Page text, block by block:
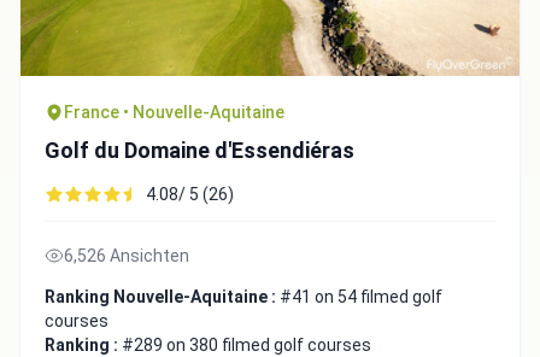
France • Nouvelle-Aquitaine
Golf du Domaine d'Essendiéras
4.08/ 5 (26)
6,526 Ansichten
Ranking Nouvelle-Aquitaine : #41 on 54 filmed golf
courses
Ranking : #289 on 380 filmed golf courses